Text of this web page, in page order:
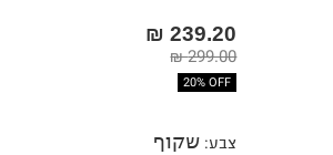
239.20 ₪
299.00 ₪
20% OFF
צבע: שקוף